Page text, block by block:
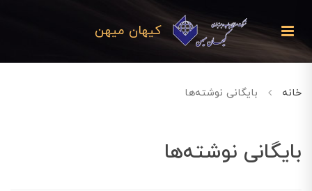
کیهان میهن
خانه بایگانی نوشته‌ها
بایگانی نوشته‌ها